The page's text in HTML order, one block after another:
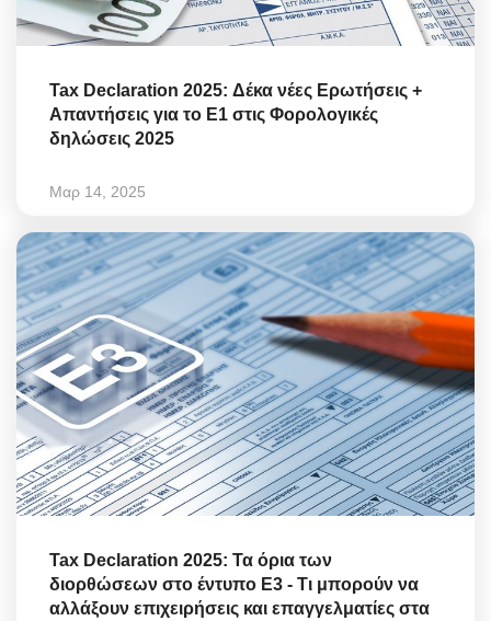
Tax Declaration 2025: Δέκα νέες Ερωτήσεις +
Απαντήσεις για το Ε1 στις Φορολογικές
δηλώσεις 2025
Μαρ 14, 2025
Tax Declaration 2025: Τα όρια των
διορθώσεων στο έντυπο Ε3 - Τι μπορούν να
αλλάξουν επιχειρήσεις και επαγγελματίες στα